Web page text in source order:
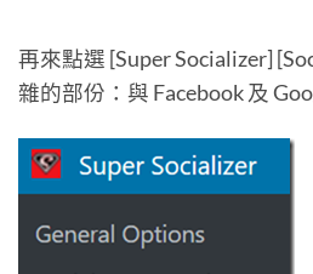
再來點選 [Super Socializer]
雜的部份：與 Facebook 及